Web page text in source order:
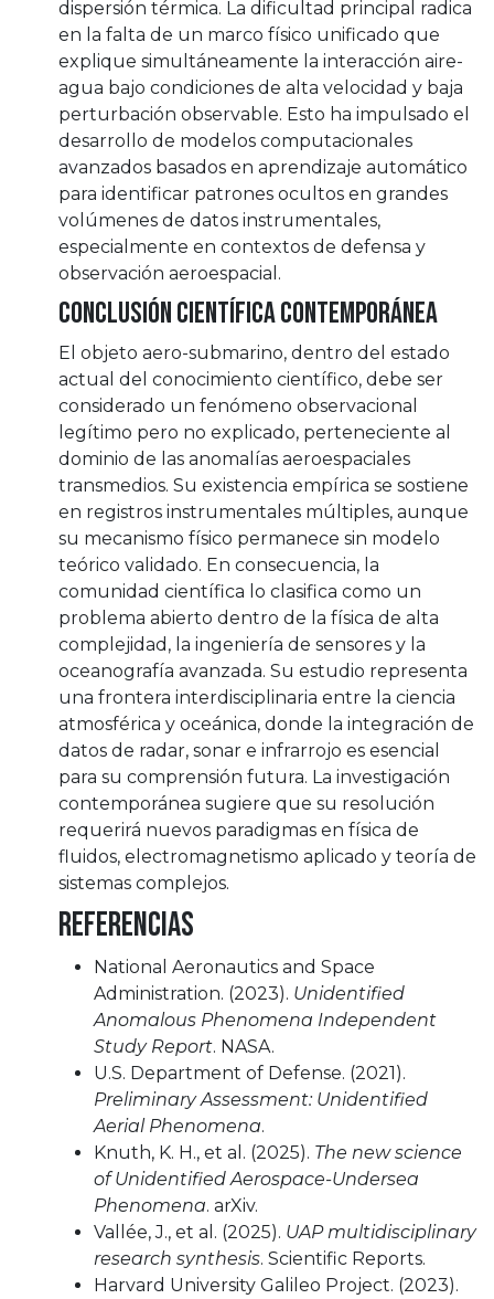
dispersión térmica. La dificultad principal radica
en la falta de un marco físico unificado que
explique simultáneamente la interacción aire-
agua bajo condiciones de alta velocidad y baja
perturbación observable. Esto ha impulsado el
desarrollo de modelos computacionales
avanzados basados en aprendizaje automático
para identificar patrones ocultos en grandes
volúmenes de datos instrumentales,
especialmente en contextos de defensa y
observación aeroespacial.
Conclusión científica contemporánea
El objeto aero-submarino, dentro del estado
actual del conocimiento científico, debe ser
considerado un fenómeno observacional
legítimo pero no explicado, perteneciente al
dominio de las anomalías aeroespaciales
transmedios. Su existencia empírica se sostiene
en registros instrumentales múltiples, aunque
su mecanismo físico permanece sin modelo
teórico validado. En consecuencia, la
comunidad científica lo clasifica como un
problema abierto dentro de la física de alta
complejidad, la ingeniería de sensores y la
oceanografía avanzada. Su estudio representa
una frontera interdisciplinaria entre la ciencia
atmosférica y oceánica, donde la integración de
datos de radar, sonar e infrarrojo es esencial
para su comprensión futura. La investigación
contemporánea sugiere que su resolución
requerirá nuevos paradigmas en física de
fluidos, electromagnetismo aplicado y teoría de
sistemas complejos.
Referencias
National Aeronautics and Space
Administration. (2023). Unidentified
Anomalous Phenomena Independent
Study Report. NASA.
U.S. Department of Defense. (2021).
Preliminary Assessment: Unidentified
Aerial Phenomena.
Knuth, K. H., et al. (2025). The new science
of Unidentified Aerospace-Undersea
Phenomena. arXiv.
Vallée, J., et al. (2025). UAP multidisciplinary
research synthesis. Scientific Reports.
Harvard University Galileo Project. (2023).